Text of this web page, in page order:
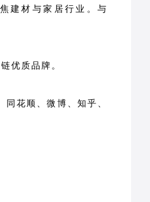
建材与家居行业。与
优质品牌。
花顺、微博、知乎、